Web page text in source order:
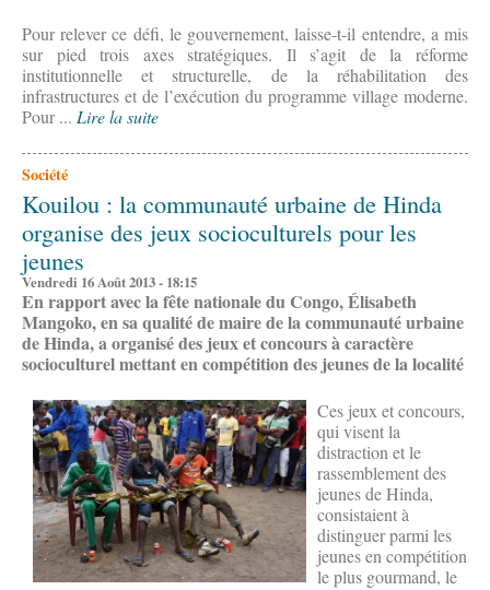
Pour relever ce défi, le gouvernement, laisse-t-il entendre, a mis
sur pied trois axes stratégiques. Il s’agit de la réforme
institutionnelle et structurelle, de la réhabilitation des
infrastructures et de l’exécution du programme village moderne.
Pour ... Lire la suite
Société
Kouilou : la communauté urbaine de Hinda
organise des jeux socioculturels pour les
jeunes
Vendredi 16 Août 2013 - 18:15
En rapport avec la fête nationale du Congo, Élisabeth
Mangoko, en sa qualité de maire de la communauté urbaine
de Hinda, a organisé des jeux et concours à caractère
socioculturel mettant en compétition des jeunes de la localité
Ces jeux et concours,
qui visent la
distraction et le
rassemblement des
jeunes de Hinda,
consistaient à
distinguer parmi les
jeunes en compétition
le plus gourmand, le